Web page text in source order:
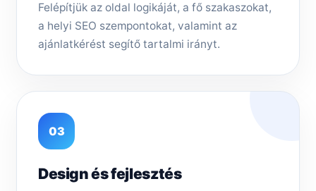
Felépítjük az oldal logikáját, a fő szakaszokat,
a helyi SEO szempontokat, valamint az
ajánlatkérést segítő tartalmi irányt.
03
Design és fejlesztés